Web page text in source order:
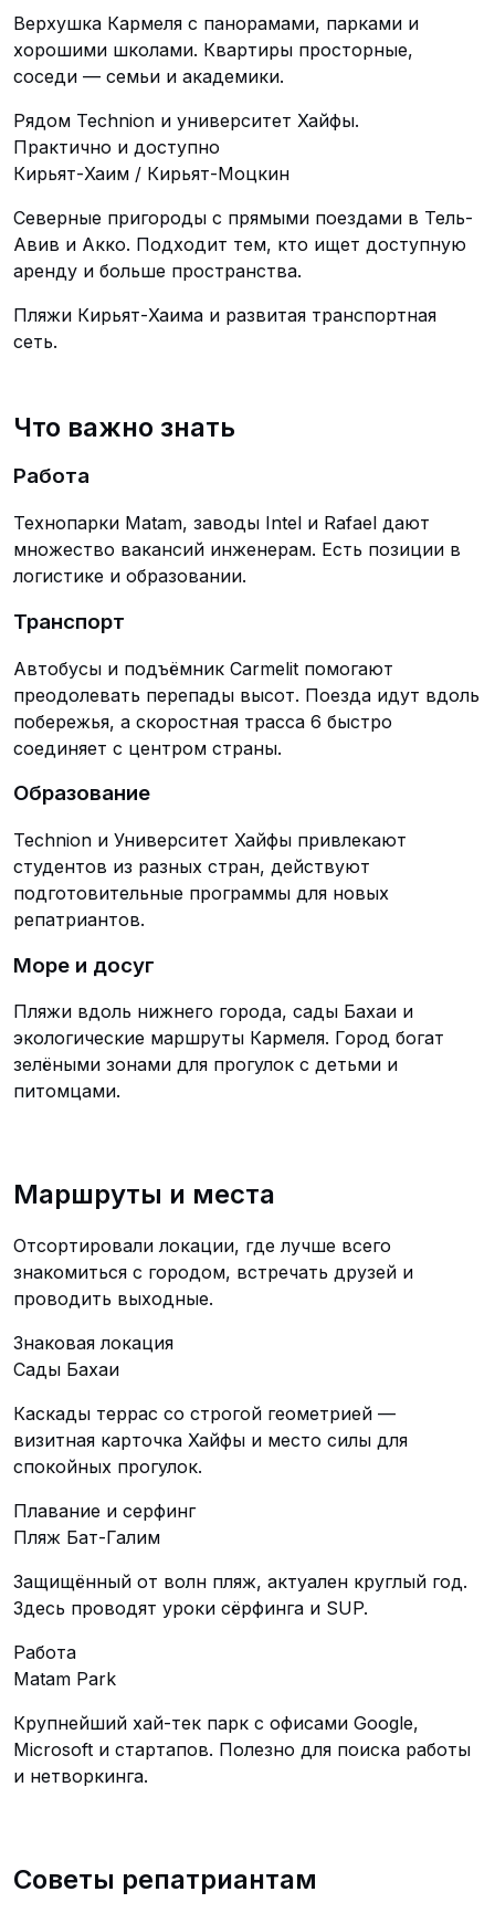
Верхушка Кармеля с панорамами, парками и
хорошими школами. Квартиры просторные,
соседи — семьи и академики.
Рядом Technion и университет Хайфы.
Практично и доступно
Кирьят-Хаим / Кирьят-Моцкин
Северные пригороды с прямыми поездами в Тель-
Авив и Акко. Подходит тем, кто ищет доступную
аренду и больше пространства.
Пляжи Кирьят-Хаима и развитая транспортная
сеть.
Что важно знать
Работа
Технопарки Matam, заводы Intel и Rafael дают
множество вакансий инженерам. Есть позиции в
логистике и образовании.
Транспорт
Автобусы и подъёмник Carmelit помогают
преодолевать перепады высот. Поезда идут вдоль
побережья, а скоростная трасса 6 быстро
соединяет с центром страны.
Образование
Technion и Университет Хайфы привлекают
студентов из разных стран, действуют
подготовительные программы для новых
репатриантов.
Море и досуг
Пляжи вдоль нижнего города, сады Бахаи и
экологические маршруты Кармеля. Город богат
зелёными зонами для прогулок с детьми и
питомцами.
Маршруты и места
Отсортировали локации, где лучше всего
знакомиться с городом, встречать друзей и
проводить выходные.
Знаковая локация
Сады Бахаи
Каскады террас со строгой геометрией —
визитная карточка Хайфы и место силы для
спокойных прогулок.
Плавание и серфинг
Пляж Бат-Галим
Защищённый от волн пляж, актуален круглый год.
Здесь проводят уроки сёрфинга и SUP.
Работа
Matam Park
Крупнейший хай-тек парк с офисами Google,
Microsoft и стартапов. Полезно для поиска работы
и нетворкинга.
Советы репатриантам